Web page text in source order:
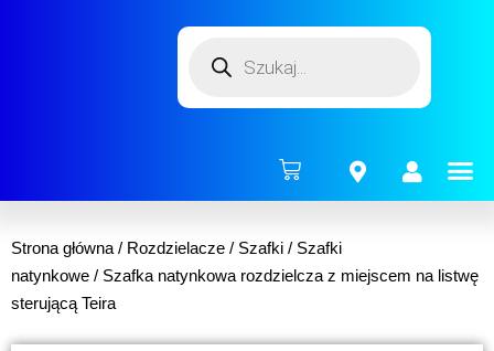
Strona główna / Rozdzielacze / Szafki / Szafki
natynkowe / Szafka natynkowa rozdzielcza z miejscem na listwę
sterującą Teira